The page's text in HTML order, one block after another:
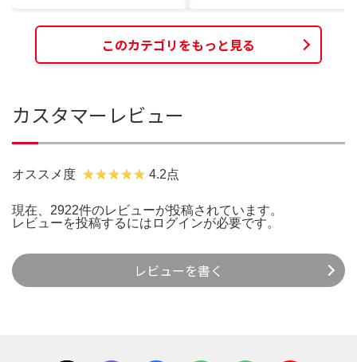
このカテゴリをもっと見る
カスタマーレビュー
オススメ度 4.2点
現在、2922件のレビューが投稿されています。
レビューを投稿するには ログインが必要です。
レビューを書く